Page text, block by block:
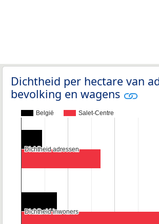
Dichtheid per hectare van
bevolking en wagens
België Salet-Centre
Dichtheid adressen
Dichtheid adressen
Dichtheid inwoners
Dichtheid inwoners